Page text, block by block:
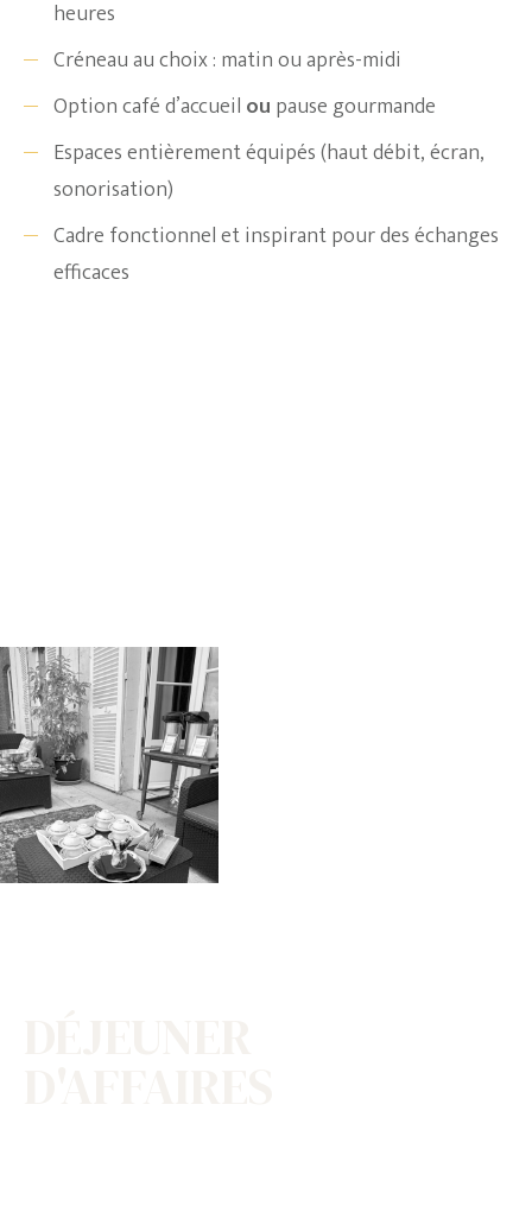
heures
Créneau au choix : matin ou après-midi
Option café d’accueil ou pause gourmande
Espaces entièrement équipés (haut débit, écran,
sonorisation)
Cadre fonctionnel et inspirant pour des échanges
efficaces